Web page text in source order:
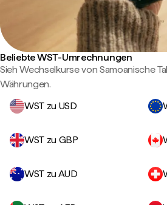
Beliebte WST-Umrechnungen
Sieh Wechselkurse von Samoanische
Währungen.
WST zu USD
WST zu GBP
WST zu AUD